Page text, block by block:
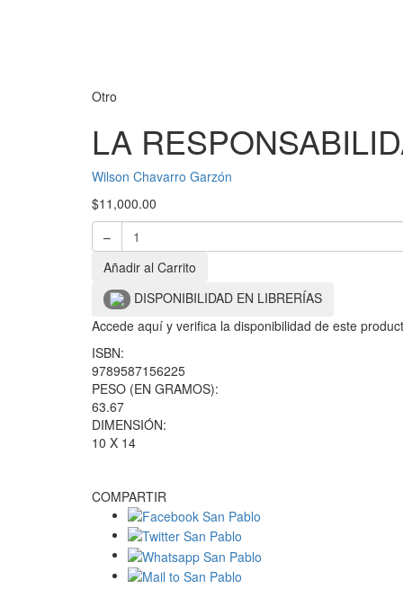
Otro
LA
Wilson Chavarro Garzón
$11,000.00
–
Añadir al Carrito
DISPONIBILIDAD EN LIBRERÍAS
Accede aquí y verifica la disponibilidad de este
ISBN:
9789587156225
PESO (EN GRAMOS):
63.67
DIMENSIÓN:
10 X 14
COMPARTIR